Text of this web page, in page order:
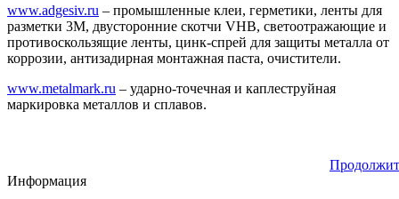
www.adgesiv.ru – промышленные клеи, герметики, ленты для
разметки 3М, двусторонние скотчи VHB, светоотражающие и
противоскользящие ленты, цинк-спрей для защиты металла от
коррозии, антизадирная монтажная паста, очистители.
www.metalmark.ru – ударно-точечная и каплеструйная
маркировка металлов и сплавов.
Информация